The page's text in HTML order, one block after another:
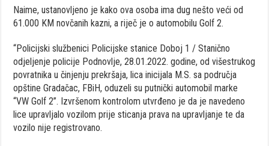
Naime, ustanovljeno je kako ova osoba ima dug nešto veći od
61.000 KM novčanih kazni, a riječ je o automobilu Golf 2.
“Policijski službenici Policijske stanice Doboj 1 / Stanično
odjeljenje policije Podnovlje, 28.01.2022. godine, od višestrukog
povratnika u činjenju prekršaja, lica inicijala M.S. sa područja
opštine Gradačac, FBiH, oduzeli su putnički automobil marke
“VW Golf 2”. Izvršenom kontrolom utvrđeno je da je navedeno
lice upravljalo vozilom prije sticanja prava na upravljanje te da
vozilo nije registrovano.